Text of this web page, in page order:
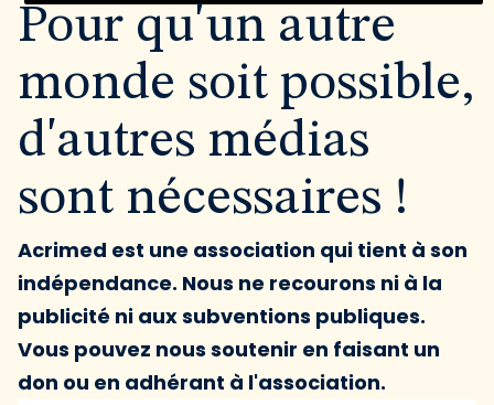
Pour qu'un autre
monde soit possible,
d'autres médias
sont nécessaires !
Acrimed est une association qui tient à son
indépendance. Nous ne recourons ni à la
publicité ni aux subventions publiques.
Vous pouvez nous soutenir en faisant un
don ou en adhérant à l'association.